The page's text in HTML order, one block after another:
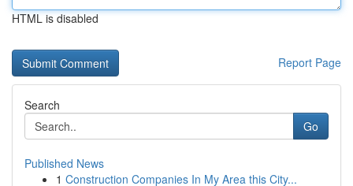
HTML is disabled
Report Page
Search
Go
Published News
1 Construction Companies In My Area this City...